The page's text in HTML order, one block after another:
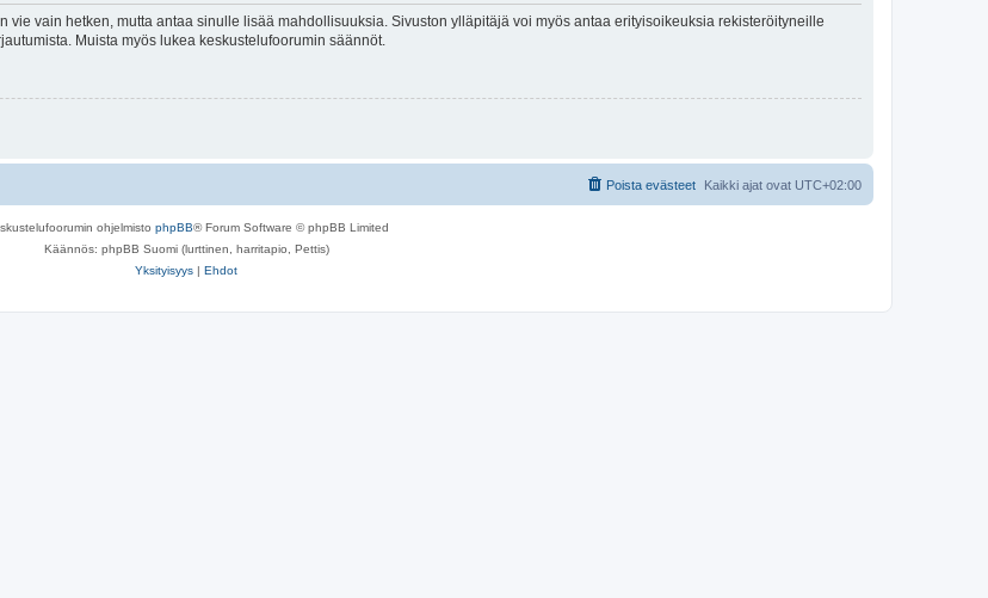
vain hetken, mutta antaa sinulle lisää mahdollisuuksia. Sivuston ylläpitäjä voi myös antaa erityisoikeuksia rekisteröityneille
Muista myös lukea keskustelufoorumin säännöt.
Kaikki ajat ovat UTC+02:00
Poista evästeet
ohjelmisto phpBB® Forum Software © phpBB Limited
Käännös: phpBB Suomi (lurttinen, harritapio, Pettis)
Yksityisyys | Ehdot